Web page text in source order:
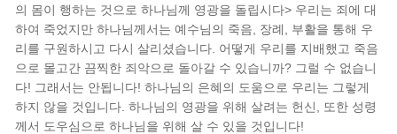
의 몸이 행하는 것으로 하나님께 영광을 돌립시다> 우리는 죄에 대
하여 죽었지만 하나님께서는 예수님의 죽음, 장례, 부활을 통해 우
리를 구원하시고 다시 살리셨습니다. 어떻게 우리를 지배했고 죽음
으로 몰고간 끔찍한 죄악으로 돌아갈 수 있습니까? 그럴 수 없습니
다! 그래서는 안됩니다! 하나님의 은혜의 도움으로 우리는 그렇게
하지 않을 것입니다. 하나님의 영광을 위해 살려는 헌신, 또한 성령
께서 도우심으로 하나님을 위해 살 수 있을 것입니다!